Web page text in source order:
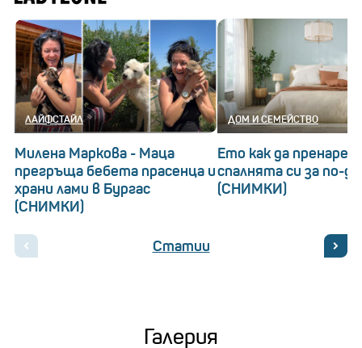
ЛАЙФСТАЙЛ
Милена Маркова - Маца
прегръща бебета прасенца и
храни лами в Бургас
(СНИМКИ)
ДОМ И СЕМЕЙСТВО
Ето как да
спалнята си за по-
(СНИМКИ)
Статии
Галерия